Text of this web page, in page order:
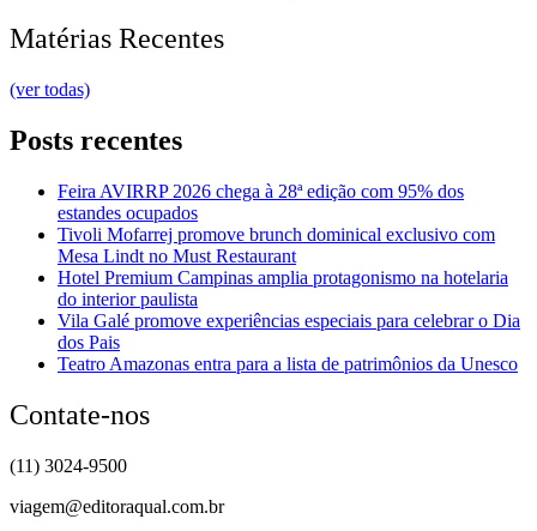
Matérias Recentes
(ver todas)
Posts recentes
Feira AVIRRP 2026 chega à 28ª edição com 95% dos
estandes ocupados
Tivoli Mofarrej promove brunch dominical exclusivo com
Mesa Lindt no Must Restaurant
Hotel Premium Campinas amplia protagonismo na hotelaria
do interior paulista
Vila Galé promove experiências especiais para celebrar o Dia
dos Pais
Teatro Amazonas entra para a lista de patrimônios da Unesco
Contate-nos
(11) 3024-9500
viagem@editoraqual.com.br